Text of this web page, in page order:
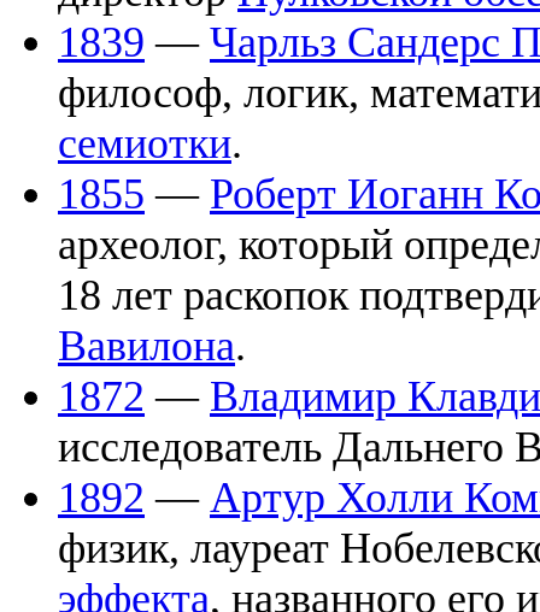
1839 — Чарльз Сандерс
философ, логик,
семиотки.
1855 — Роберт Иоганн
археолог, который
18 лет раскопок
Вавилона.
1872 — Владимир
исследователь Дальнего
1892 — Артур Холли
физик, лауреат
эффекта, названного его